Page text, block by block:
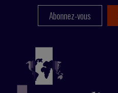
Abonnez-vous